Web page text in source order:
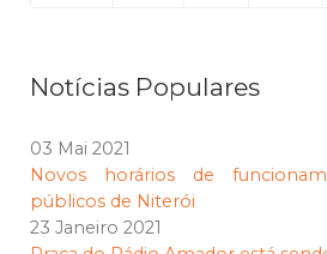
Notícias Populares
03 Mai 2021
Novos horários de
públicos de Niterói
23 Janeiro 2021